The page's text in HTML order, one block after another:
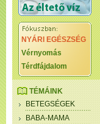
NYÁRI EGÉSZSÉG
Vérnyomás
Térdfájdalom
TÉMÁINK
BETEGSÉGEK
BABA-MAMA